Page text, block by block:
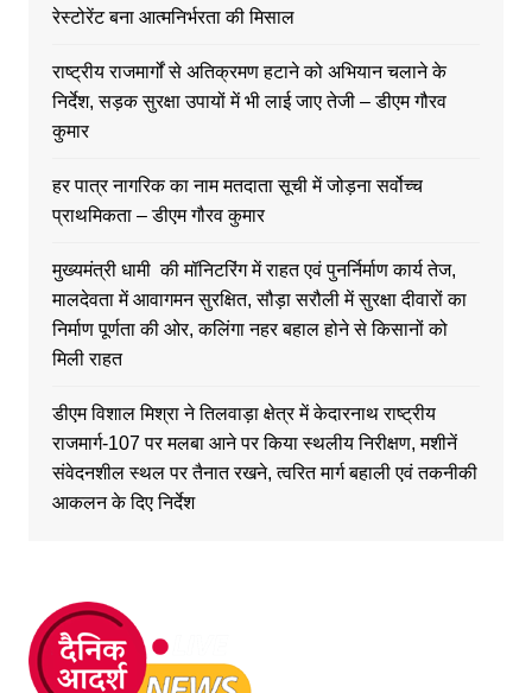
रेस्टोरेंट बना आत्मनिर्भरता की मिसाल
राष्ट्रीय राजमार्गों से अतिक्रमण हटाने को अभियान चलाने के
निर्देश, सड़क सुरक्षा उपायों में भी लाई जाए तेजी – डीएम गौरव
कुमार
हर पात्र नागरिक का नाम मतदाता सूची में जोड़ना सर्वोच्च
प्राथमिकता – डीएम गौरव कुमार
मुख्यमंत्री धामी की मॉनिटरिंग में राहत एवं पुनर्निर्माण कार्य तेज,
मालदेवता में आवागमन सुरक्षित, सौड़ा सरौली में सुरक्षा दीवारों का
निर्माण पूर्णता की ओर, कलिंगा नहर बहाल होने से किसानों को
मिली राहत
डीएम विशाल मिश्रा ने तिलवाड़ा क्षेत्र में केदारनाथ राष्ट्रीय
राजमार्ग-107 पर मलबा आने पर किया स्थलीय निरीक्षण, मशीनें
संवेदनशील स्थल पर तैनात रखने, त्वरित मार्ग बहाली एवं तकनीकी
आकलन के दिए निर्देश